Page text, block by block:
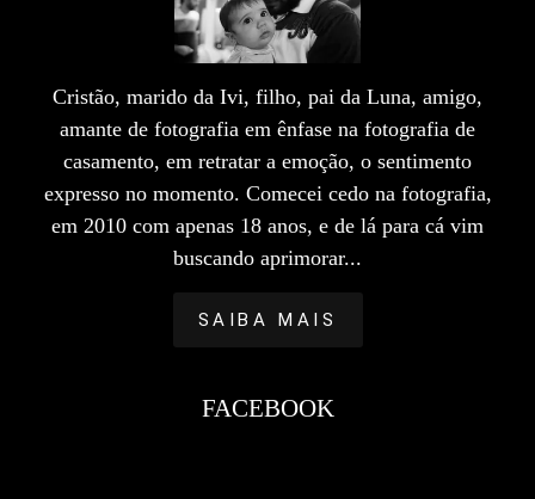
Cristão, marido da Ivi, filho, pai da Luna, amigo,
amante de fotografia em ênfase na fotografia de
casamento, em retratar a emoção, o sentimento
expresso no momento. Comecei cedo na fotografia,
em 2010 com apenas 18 anos, e de lá para cá vim
buscando aprimorar...
SAIBA MAIS
FACEBOOK